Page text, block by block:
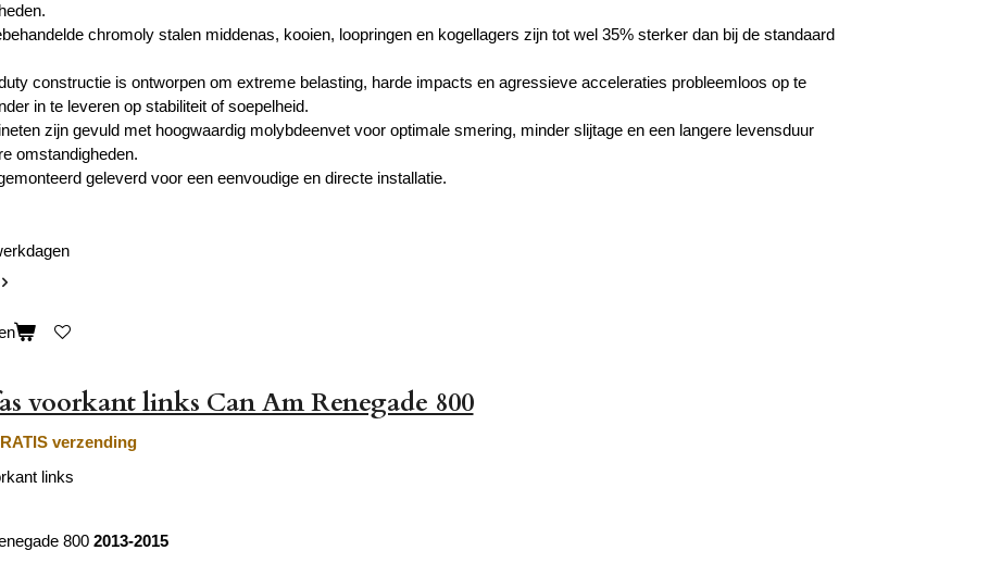
chromoly stalen middenas, kooien, loopringen en kogellagers zijn tot wel 35% sterker dan bij de standaard
constructie is ontworpen om extreme belasting, harde impacts en agressieve acceleraties probleemloos op te
in te leveren op stabiliteit of soepelheid.
zijn gevuld met hoogwaardig molybdeenvet voor optimale smering, minder slijtage en een langere levensduur
omstandigheden.
geleverd voor een eenvoudige en directe installatie.
voorkant links Can Am Renegade 800
verzending
links
800 2013-2015